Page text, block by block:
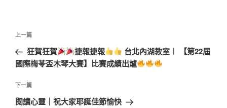
文
導
覽
上
一
篇
章
上一篇
狂賀狂賀 捷報捷報
台北內湖教室︱ 【第22屆
國際梅苓盃木琴大賽】比賽成績出爐
下
一
下一篇
閱讀心靈｜祝大家耶誕佳節愉快